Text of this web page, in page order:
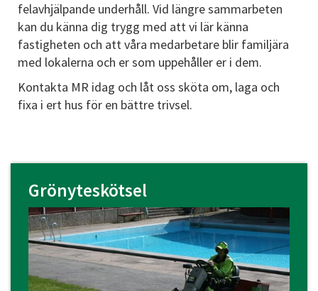
felavhjälpande underhåll. Vid längre sammarbeten
kan du känna dig trygg med att vi lär känna
fastigheten och att våra medarbetare blir familjära
med lokalerna och er som uppehåller er i dem.
Kontakta MR idag och låt oss sköta om, laga och
fixa i ert hus för en bättre trivsel.
Grönyteskötsel